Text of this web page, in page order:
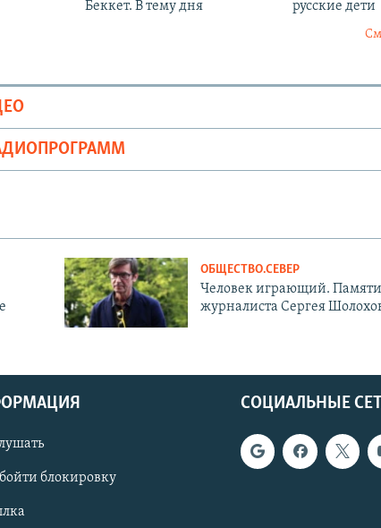
Беккет. В тему дня
русские дети
ОБЩЕСТВО.СЕВЕР
Человек играющий. Памяти
журналиста Сергея
СОЦИАЛЬНЫЕ
блокировку